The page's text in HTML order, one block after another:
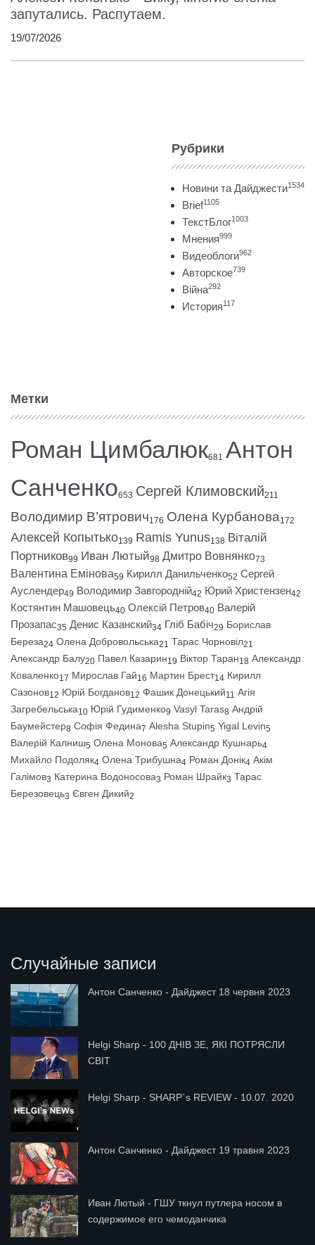
запутались. Распутаем.
19/07/2026
Рубрики
Новини та Дайджести1534
Brief1105
ТекстБлог1003
Мнения999
Видеоблоги962
Авторское739
Війна292
История117
Метки
Роман Цимбалюк681 Антон
Санченко653 Сергей Климовский211
Володимир В’ятрович176 Олена Курбанова172
Алексей Копытько139 Ramis Yunus138 Віталій
Портников99 Иван Лютый98 Дмитро Вовнянко73
Валентина Емінова59 Кирилл Данильченко52 Сергей
Ауслендер49 Володимир Завгородній42 Юрий Христензен42
Костянтин Машовець40 Олексій Петров40 Валерій
Прозапас35 Денис Казанский34 Гліб Бабіч29 Борислав
Береза24 Олена Добровольська21 Тарас Чорновіл21
Александр Балу20 Павел Казарин19 Віктор Таран18 Александр
Коваленко17 Мирослав Гай16 Мартин Брест14 Кирилл
Сазонов12 Юрій Богданов12 Фашик Донецький11 Агія
Загребельська10 Юрій Гудименко9 Vasyl Taras8 Андрій
Баумейстер8 Софія Федина7 Alesha Stupin5 Yigal Levin5
Валерій Калниш5 Олена Монова5 Александр Кушнарь4
Михайло Подоляк4 Олена Трибушна4 Роман Донік4 Акім
Галімов3 Катерина Водоносова3 Роман Шрайк3 Тарас
Березовець3 Євген Дикий2
Случайные записи
Антон Санченко - Дайджест 18 червня 2023
Helgi Sharp - 100 ДНІВ ЗЕ, ЯКІ ПОТРЯСЛИ
СВІТ
Helgi Sharp - SHARP`s REVIEW - 10.07. 2020
Антон Санченко - Дайджест 19 травня 2023
Иван Лютый - ГШУ ткнул путлера носом в
содержимое его чемоданчика